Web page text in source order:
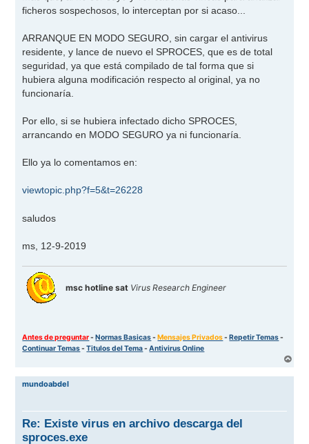
ficheros sospechosos, lo interceptan por si acaso...
ARRANQUE EN MODO SEGURO, sin cargar el antivirus
residente, y lance de nuevo el SPROCES, que es de total
seguridad, ya que está compilado de tal forma que si
hubiera alguna modificación respecto al original, ya no
funcionaría.
Por ello, si se hubiera infectado dicho SPROCES,
arrancando en MODO SEGURO ya ni funcionaría.
Ello ya lo comentamos en:
viewtopic.php?f=5&t=26228
saludos
ms, 12-9-2019
msc hotline sat Virus Research Engineer
Antes de preguntar-Normas Basicas-Mensajes Privados-Repetir Temas-
Continuar Temas-Titulos del Tema-Antivirus Online
r
mundoabdel
Re: Existe virus en archivo descarga del
sproces.exe